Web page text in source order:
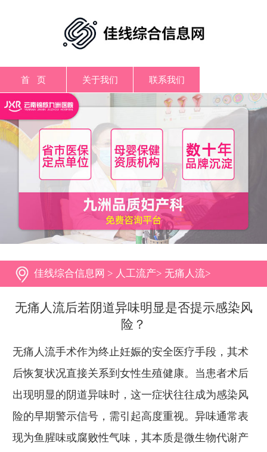
首 页 关于我们 联系我们
佳线综合信息网 > 人工流产> 无痛人流>
无痛人流后若阴道异味明显是否提示感染风
险？
无痛人流手术作为终止妊娠的安全医疗手段，其术
后恢复状况直接关系到女性生殖健康。当患者术后
出现明显的阴道异味时，这一症状往往成为感染风
险的早期警示信号，需引起高度重视。异味通常表
现为鱼腥味或腐败性气味，其本质是微生物代谢产